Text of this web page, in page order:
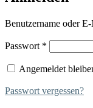
Benutzername oder
Passwort *
Angemeldet
Passwort vergessen?